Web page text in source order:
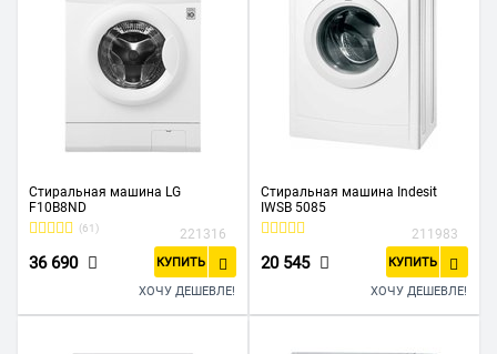
Стиральная машина LG
F10B8ND
(61) 221316
36 690 КУПИТЬ
ХОЧУ ДЕШЕВЛЕ!
Стиральная машина Indesit
IWSB 5085
211983
20 545 КУПИТЬ
ХОЧУ ДЕШЕВЛЕ!